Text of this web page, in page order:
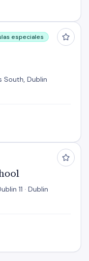
especiales
South, Dublin
11 · Dublin